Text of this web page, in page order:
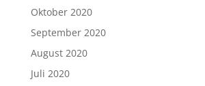
Oktober 2020
September 2020
August 2020
Juli 2020